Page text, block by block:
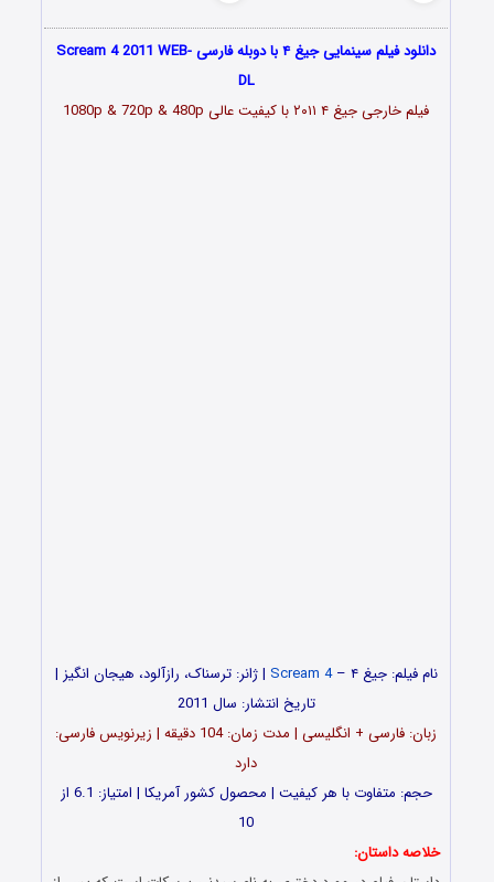
دانلود فیلم سینمایی جیغ ۴ با دوبله فارسی Scream 4 2011 WEB-
DL
فیلم خارجی جیغ ۴ ۲۰۱۱ با کیفیت عالی 1080p & 720p & 480p
نام فیلم: جیغ ۴ – Scream 4 | ژانر: ترسناک، رازآلود، هیجان انگیز |
تاریخ انتشار: سال 2011
زبان: فارسی + انگلیسی | مدت زمان: 104 دقیقه | زیرنویس فارسی:
دارد
حجم: متفاوت با هر کیفیت | محصول کشور آمریکا | امتیاز: 6.1 از
10
خلاصه داستان: